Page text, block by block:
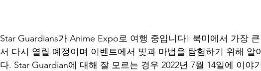
Star Guardians가 Anime Expo로 여행 중입니다! 북미에서 가장
서 다시 열릴 예정이며 이벤트에서 빛과 마법을 탐험하기 위해 알
다. Star Guardian에 대해 잘 모르는 경우 2022년 7월 14일에 이야